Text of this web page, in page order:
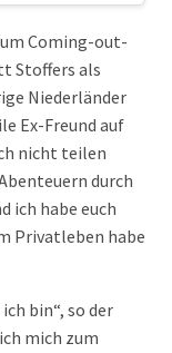
Coming-out-
Stoffers als
Niederländer
Ex-Freund auf
nicht teilen
durch
ich habe euch
Privatleben habe
bin“, so der
mich zum